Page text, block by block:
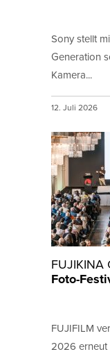
Sony stellt
Generation
Kamera...
12. Juli 2026
Foto-
FUJIFILM
2026 erneut